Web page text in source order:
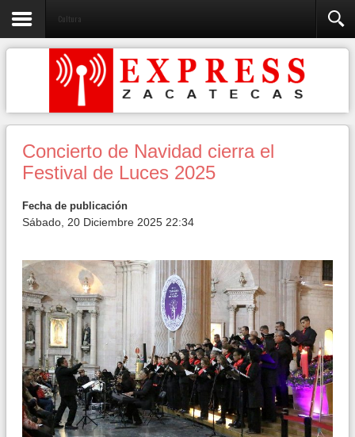
Cultura
Concierto de Navidad cierra el
Festival de Luces 2025
Fecha de publicación
Sábado, 20 Diciembre 2025 22:34